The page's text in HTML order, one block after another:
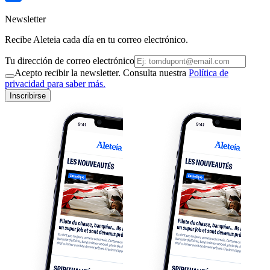
Newsletter
Recibe Aleteia cada día en tu correo electrónico.
Tu dirección de correo electrónico
Acepto recibir la newsletter. Consulta nuestra Política de
privacidad para saber más.
Inscribirse